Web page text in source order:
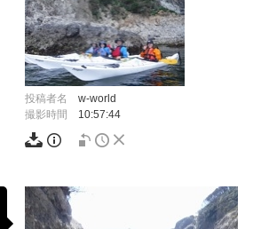
投稿者名
w-world
撮影時間
10:57:44